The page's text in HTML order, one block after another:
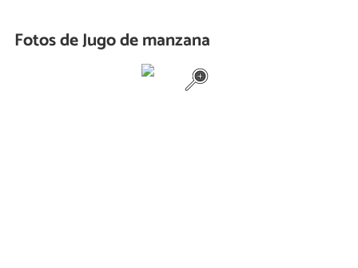
Fotos de Jugo de manzana